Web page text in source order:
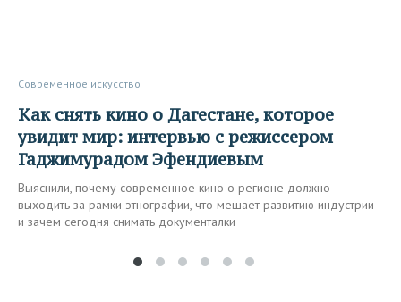
Современное искусство
Как снять кино о Дагестане, которое
увидит мир: интервью с режиссером
Гаджимурадом Эфендиевым
Выяснили, почему современное кино о регионе должно
выходить за рамки этнографии, что мешает развитию индустрии
и зачем сегодня снимать документалки